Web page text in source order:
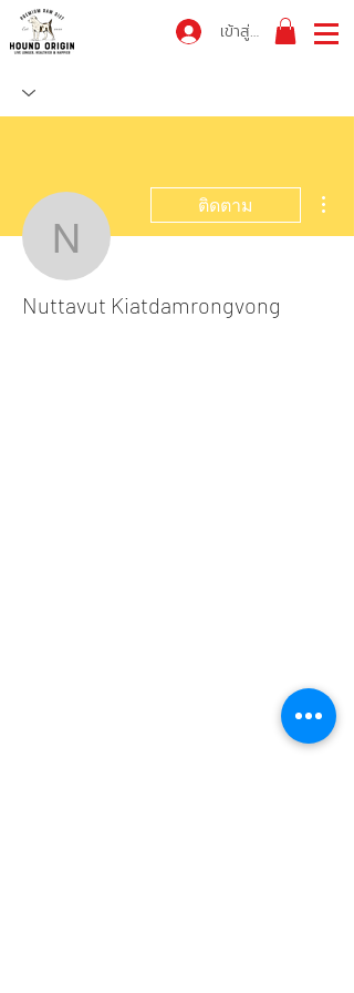
เข้าสู่ระบบ
Nuttavut
ติดตาม
Nuttavut Kiatdamrongvong